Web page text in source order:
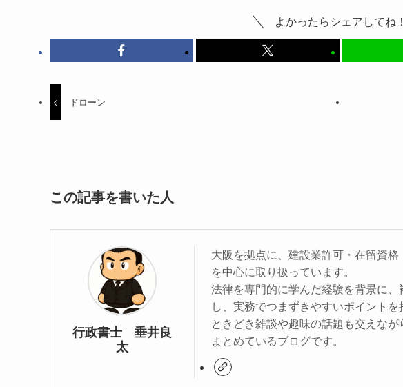
よかったらシェアしてね！
ドローン
この記事を書いた人
行政書士 垂井良
太
大阪を拠点に、建設業許可・在留資
を中心に取り扱っています。
法律を専門的に学んだ経験を背景に
し、実務でつまずきやすいポイントを
ときどき雑談や趣味の話題も交えな
まとめているブログです。